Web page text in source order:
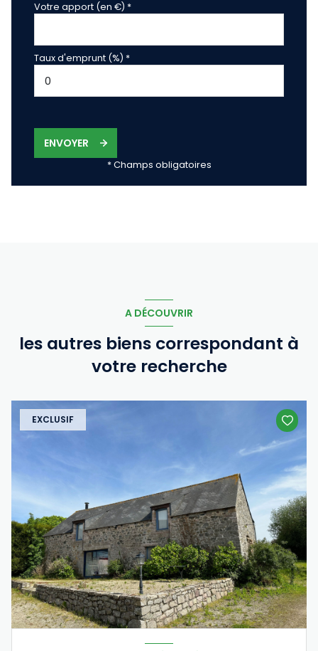
Votre apport (en €) *
Taux d'emprunt (%) *
ENVOYER
* Champs obligatoires
A DÉCOUVRIR
les autres biens correspondant à
votre recherche
EXCLUSIF